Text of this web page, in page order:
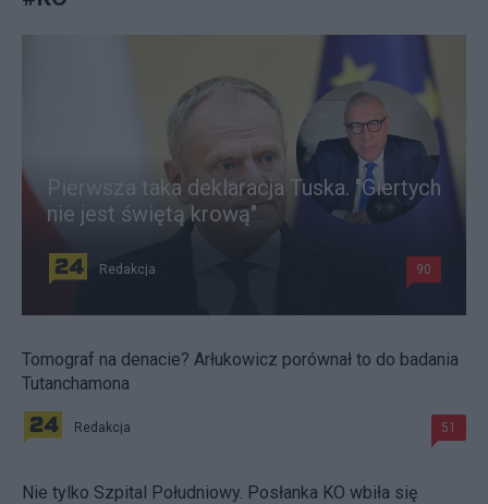
Pierwsza taka deklaracja Tuska. "Giertych
nie jest świętą krową"
Redakcja 90
Tomograf na denacie? Arłukowicz porównał to do badania
Tutanchamona
Redakcja 51
Nie tylko Szpital Południowy. Posłanka KO wbiła się